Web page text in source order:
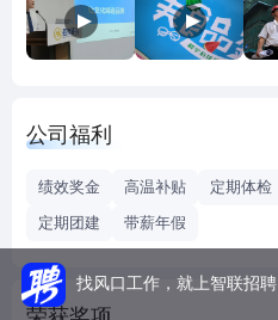
公司福利
绩效奖金 高温补贴 定期体检
定期团建
带薪年假
找风口工作，就上智联招聘